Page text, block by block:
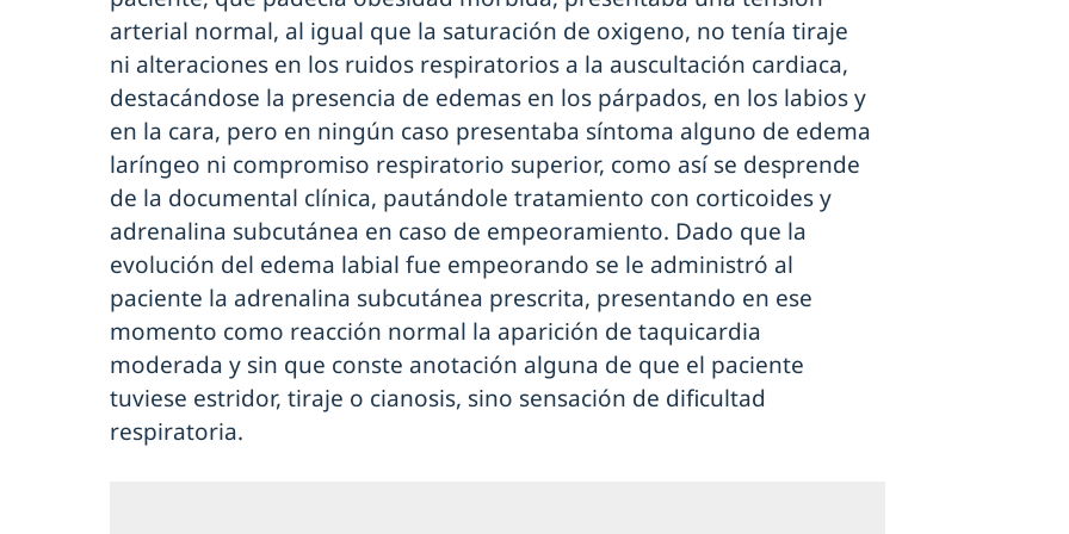
arterial normal, al igual que la saturación de oxigeno, no tenía tiraje
ni alteraciones en los ruidos respiratorios a la auscultación cardiaca,
destacándose la presencia de edemas en los párpados, en los labios y
en la cara, pero en ningún caso presentaba síntoma alguno de edema
laríngeo ni compromiso respiratorio superior, como así se desprende
de la documental clínica, pautándole tratamiento con corticoides y
adrenalina subcutánea en caso de empeoramiento. Dado que la
evolución del edema labial fue empeorando se le administró al
paciente la adrenalina subcutánea prescrita, presentando en ese
momento como reacción normal la aparición de taquicardia
moderada y sin que conste anotación alguna de que el paciente
tuviese estridor, tiraje o cianosis, sino sensación de dificultad
respiratoria.